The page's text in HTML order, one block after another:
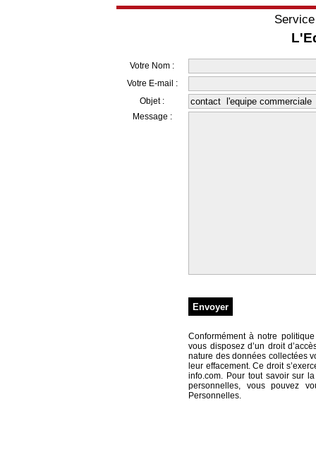
Votre Nom :
Votre E-mail :
Objet :
Message :
Conformément à notre
vous disposez d’un droit
nature des données collectées
leur effacement. Ce droit
info.com. Pour tout savoir sur
personnelles, vous pouvez
Personnelles.